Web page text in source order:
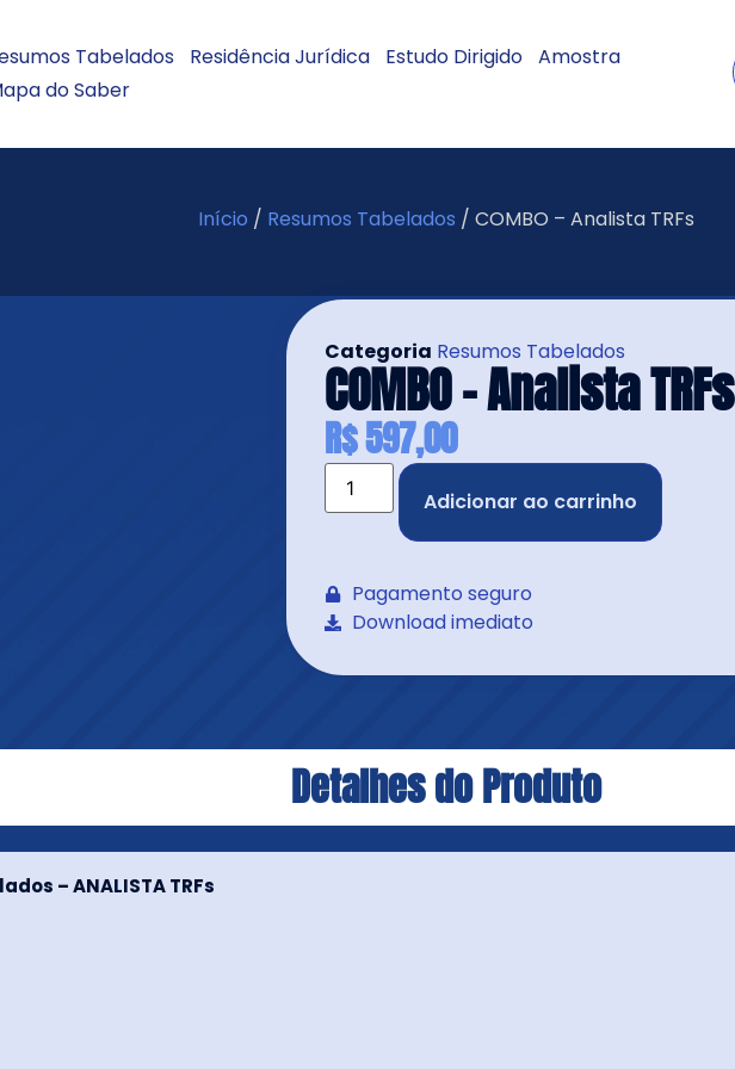
Tabelados Residência Jurídica Estudo Dirigido Amostra
do Saber
Início / Resumos Tabelados / COMBO – Analista TRFs
Categoria Resumos Tabelados
COMBO – Analista TRFs
R$597,00
Adicionar ao carrinho
Pagamento seguro
Download imediato
Detalhes do Produto
– ANALISTA TRFs